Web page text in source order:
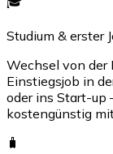
Studium & erster
Wechsel von der
Einstiegsjob in
oder ins Start-up
kostengünstig
🧳